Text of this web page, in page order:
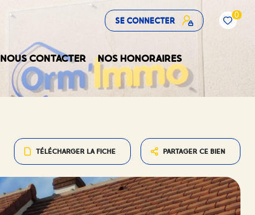
SE CONNECTER
0
NOUS CONTACTER NOS HONORAIRES
TÉLÉCHARGER LA FICHE PARTAGER CE BIEN